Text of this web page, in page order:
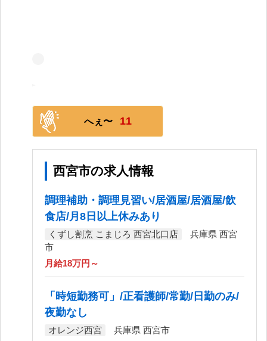
へぇ〜 11
西宮市の求人情報
調理補助・調理見習い/居酒屋/居酒屋/飲
食店/月8日以上休みあり
くずし割烹 こまじろ 西宮北口店
兵庫県 西宮
市
月給18万円～
「時短勤務可」/正看護師/常勤/日勤のみ/
夜勤なし
オレンジ西宮
兵庫県 西宮市